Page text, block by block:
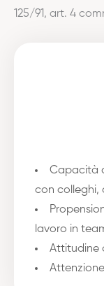
125/91, art. 4
Capacità
con colleghi,
lavoro in
Attitudine